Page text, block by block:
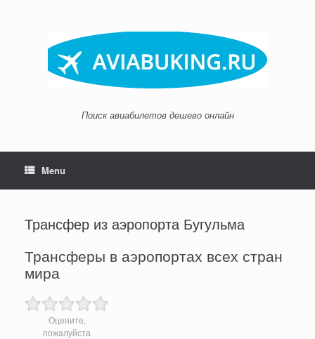
Поиск авиабилетов дешево онлайн
Menu
Трансфер из аэропорта Бугульма
Трансферы в аэропортах всех стран
мира
Оцените,
пожалуйста